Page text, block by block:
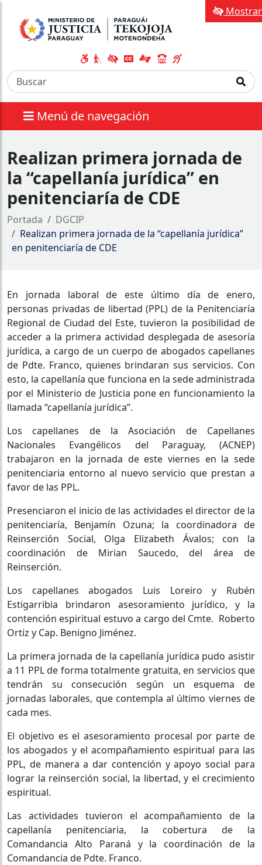
Menú de navegación
Mostrar
Realizan primera jornada de
la “capellanía jurídica” en
penitenciaría de CDE
Portada
DGCIP
Realizan primera jornada de la “capellanía jurídica”
en penitenciaría de CDE
En jornada laboral de este último día de enero,
personas privadas de libertad (PPL) de la Penitenciaría
Regional de Ciudad del Este, tuvieron la posibilidad de
acceder a la primera actividad desplegada de asesoría
jurídica, a cargo de un cuerpo de abogados capellanes
de Pdte. Franco, quienes brindaran sus servicios. Con
esto, la capellanía que funciona en la sede administrada
por el Ministerio de Justicia pone en funcionamiento la
llamada “capellanía jurídica”.
Los capellanes de la Asociación de Capellanes
Nacionales Evangélicos del Paraguay, (ACNEP)
trabajaron en la jornada de este viernes en la sede
penitenciaria entorno al nuevo servicio que prestan a
favor de las PPL.
Presenciaron el inicio de las actividades el director de la
penitenciaría, Benjamín Ozuna; la coordinadora de
Reinserción Social, Olga Elizabeth Ávalos; con la
coordinación de Mirian Saucedo, del área de
Reinserción.
Los capellanes abogados Luis Loreiro y Rubén
Estigarribia brindaron asesoramiento jurídico, y la
contención espiritual estuvo a cargo del Cmte. Roberto
Ortiz y Cap. Benigno Jiménez.
La primera jornada de la capellanía jurídica pudo asistir
a 11 PPL de forma totalmente gratuita, en servicios que
tendrán su consecución según un esquema de
jornadas laborales, que contempla al último viernes de
cada mes.
El objetivo es el asesoramiento procesal por parte de
los abogados y el acompañamiento espiritual para las
PPL, de manera a dar contención y apoyo social para
lograr la reinserción social, la libertad, y el crecimiento
espiritual.
Las actividades tuvieron el acompañamiento de la
capellanía penitenciaria, la cobertura de la
Comandancia Alto Paraná y la coordinación de la
Comandancia de Pdte. Franco.